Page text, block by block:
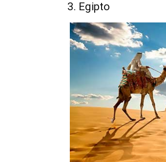
3. Egipto